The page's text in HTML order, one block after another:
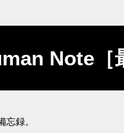
Note［
忘録。